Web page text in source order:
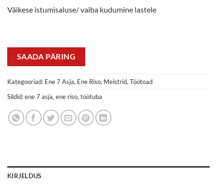
Väikese istumisaluse/ vaiba kudumine lastele
SAADA PÄRING
Kategooriad: Ene 7 Asja, Ene Riso, Meistrid, Töötoad
Sildid:ene 7 asja, ene riso, töötuba
KIRJELDUS